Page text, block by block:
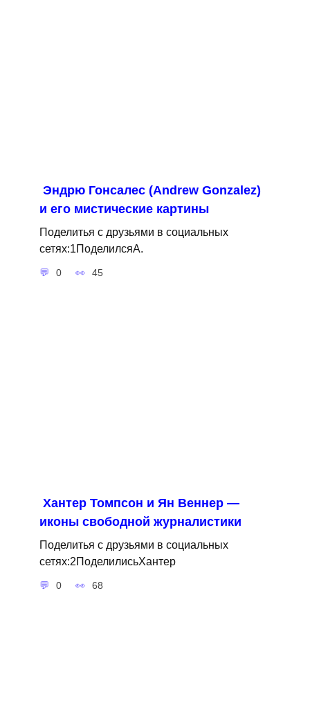
Эндрю Гонсалес (Andrew Gonzalez)
и его мистические картины
Поделитья с друзьями в социальных
сетях:1ПоделилсяA.
0 45
Хантер Томпсон и Ян Веннер —
иконы свободной журналистики
Поделитья с друзьями в социальных
сетях:2ПоделилисьХантер
0 68